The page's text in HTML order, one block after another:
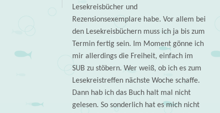
Lesekreisbücher und
Rezensionsexemplare habe. Vor allem bei
den Lesekreisbüchern muss ich ja bis zum
Termin fertig sein. Im Moment gönne ich
mir allerdings die Freiheit, einfach im
SUB zu stöbern. Wer weiß, ob ich es zum
Lesekreistreffen nächste Woche schaffe.
Dann hab ich das Buch halt mal nicht
gelesen. So sonderlich hat es mich nicht